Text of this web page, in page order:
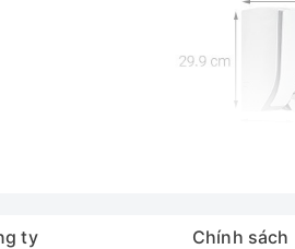
ty Chính sách